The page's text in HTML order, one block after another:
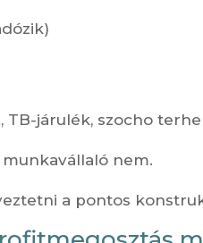
TB-járulék, szocho
munkavállaló nem.
a pontos